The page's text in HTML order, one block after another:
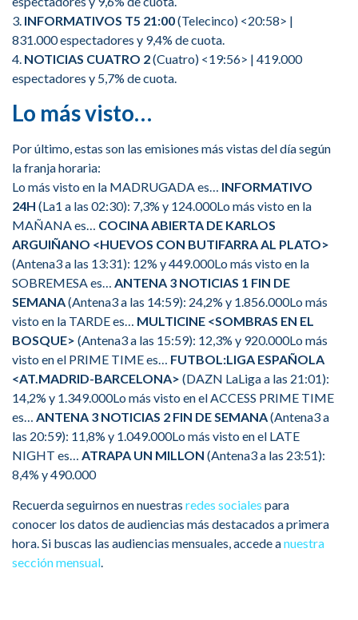
3. INFORMATIVOS T5 21:00(Telecinco) <20:58> |
831.000 espectadores y 9,4% de cuota.
4. NOTICIAS CUATRO 2(Cuatro) <19:56> | 419.000
espectadores y 5,7% de cuota.
Lo más visto…
Por último, estas son las emisiones más vistas del día según
la franja horaria:
Lo más visto en la MADRUGADA es… INFORMATIVO
24H (La1 a las 02:30): 7,3% y 124.000Lo más visto en la
MAÑANA es… COCINA ABIERTA DE KARLOS
ARGUIÑANO <HUEVOS CON BUTIFARRA AL PLATO>
(Antena3 a las 13:31): 12% y 449.000Lo más visto en la
SOBREMESA es… ANTENA 3 NOTICIAS 1 FIN DE
SEMANA(Antena3 a las 14:59): 24,2% y 1.856.000Lo más
visto en la TARDE es… MULTICINE <SOMBRAS EN EL
BOSQUE> (Antena3 a las 15:59): 12,3% y 920.000Lo más
visto en el PRIME TIME es… FUTBOL:LIGA ESPAÑOLA
<AT.MADRID-BARCELONA> (DAZN LaLiga a las 21:01):
14,2% y 1.349.000Lo más visto en el ACCESS PRIME TIME
es… ANTENA 3 NOTICIAS 2 FIN DE SEMANA(Antena3 a
las 20:59): 11,8% y 1.049.000Lo más visto en el LATE
NIGHT es… ATRAPA UN MILLON (Antena3 a las 23:51):
8,4% y 490.000
Recuerda seguirnos en nuestras redes sociales para
conocer los datos de audiencias más destacados a primera
hora. Si buscas las audiencias mensuales, accede anuestra
sección mensual.